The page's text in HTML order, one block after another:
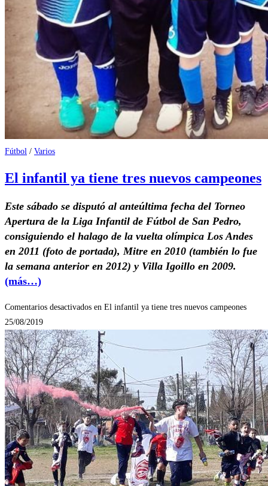
Fútbol / Varios
El infantil ya tiene tres nuevos campeones
Este sábado se disputó al anteúltima fecha del Torneo
Apertura de la Liga Infantil de Fútbol de San Pedro,
consiguiendo el halago de la vuelta olímpica Los Andes
en 2011 (foto de portada), Mitre en 2010 (también lo fue
la semana anterior en 2012) y Villa Igoillo en 2009.
(más…)
Comentarios desactivados en El infantil ya tiene tres nuevos campeones
25/08/2019